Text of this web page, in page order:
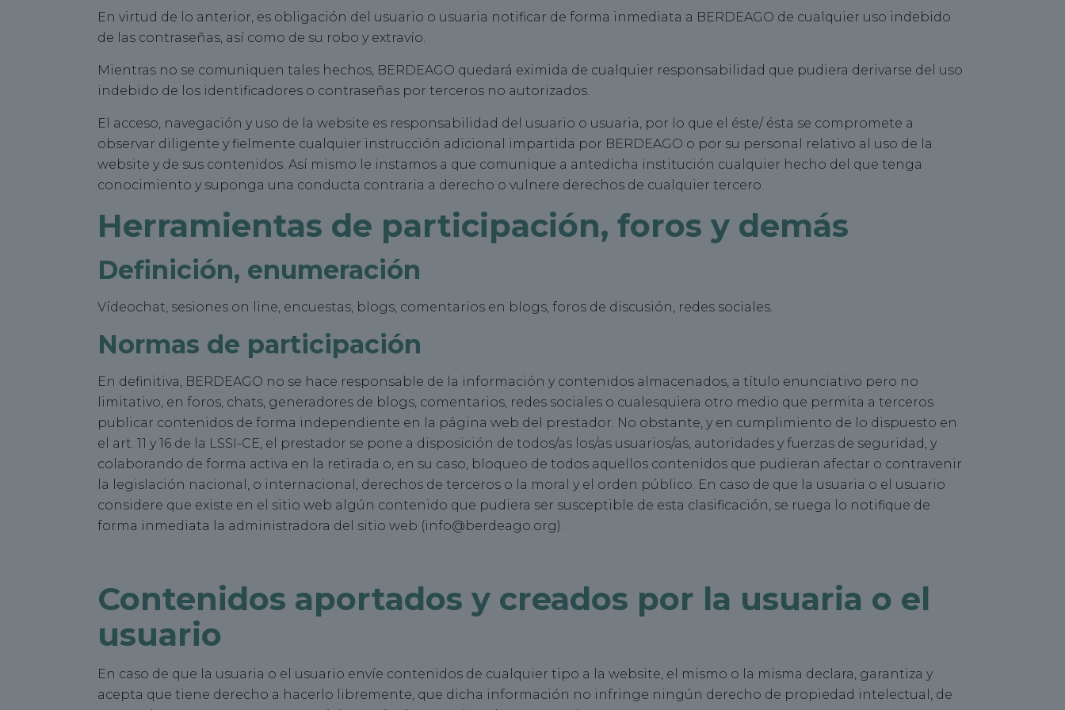
En virtud de lo anterior, es obligación del usuario o usuaria notificar de forma inmediata a BERDEAGO de cualquier uso indebido
de las contraseñas, así como de su robo y extravío.
Mientras no se comuniquen tales hechos, BERDEAGO quedará eximida de cualquier responsabilidad que pudiera derivarse del uso
indebido de los identificadores o contraseñas por terceros no autorizados.
El acceso, navegación y uso de la website es responsabilidad del usuario o usuaria, por lo que el éste/ ésta se compromete a
observar diligente y fielmente cualquier instrucción adicional impartida por BERDEAGO o por su personal relativo al uso de la
website y de sus contenidos. Así mismo le instamos a que comunique a antedicha institución cualquier hecho del que tenga
conocimiento y suponga una conducta contraria a derecho o vulnere derechos de cualquier tercero.
Herramientas de participación, foros y demás
Definición, enumeración
Vídeochat, sesiones on line, encuestas, blogs, comentarios en blogs, foros de discusión, redes sociales.
Normas de participación
En definitiva, BERDEAGO no se hace responsable de la información y contenidos almacenados, a título enunciativo pero no
limitativo, en foros, chats, generadores de blogs, comentarios, redes sociales o cualesquiera otro medio que permita a terceros
publicar contenidos de forma independiente en la página web del prestador. No obstante, y en cumplimiento de lo dispuesto en
el art. 11 y 16 de la LSSI-CE, el prestador se pone a disposición de todos/as los/as usuarios/as, autoridades y fuerzas de seguridad, y
colaborando de forma activa en la retirada o, en su caso, bloqueo de todos aquellos contenidos que pudieran afectar o contravenir
la legislación nacional, o internacional, derechos de terceros o la moral y el orden público. En caso de que la usuaria o el usuario
considere que existe en el sitio web algún contenido que pudiera ser susceptible de esta clasificación, se ruega lo notifique de
forma inmediata la administradora del sitio web (info@berdeago.org).
Contenidos aportados y creados por la usuaria o el
usuario
En caso de que la usuaria o el usuario envíe contenidos de cualquier tipo a la website, el mismo o la misma declara, garantiza y
acepta que tiene derecho a hacerlo libremente, que dicha información no infringe ningún derecho de propiedad intelectual, de